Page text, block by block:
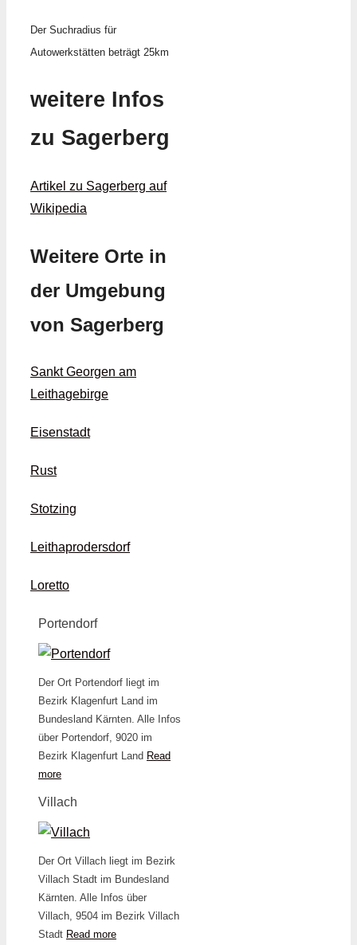
Der Suchradius für
Autowerkstätten beträgt 25km
weitere Infos
zu Sagerberg
Artikel zu Sagerberg auf
Wikipedia
Weitere Orte in
der Umgebung
von Sagerberg
Sankt Georgen am
Leithagebirge
Eisenstadt
Rust
Stotzing
Leithaprodersdorf
Loretto
Portendorf
Der Ort Portendorf liegt im
Bezirk Klagenfurt Land im
Bundesland Kärnten. Alle Infos
über Portendorf, 9020 im
Bezirk Klagenfurt Land Read
more
Villach
Der Ort Villach liegt im Bezirk
Villach Stadt im Bundesland
Kärnten. Alle Infos über
Villach, 9504 im Bezirk Villach
Stadt Read more